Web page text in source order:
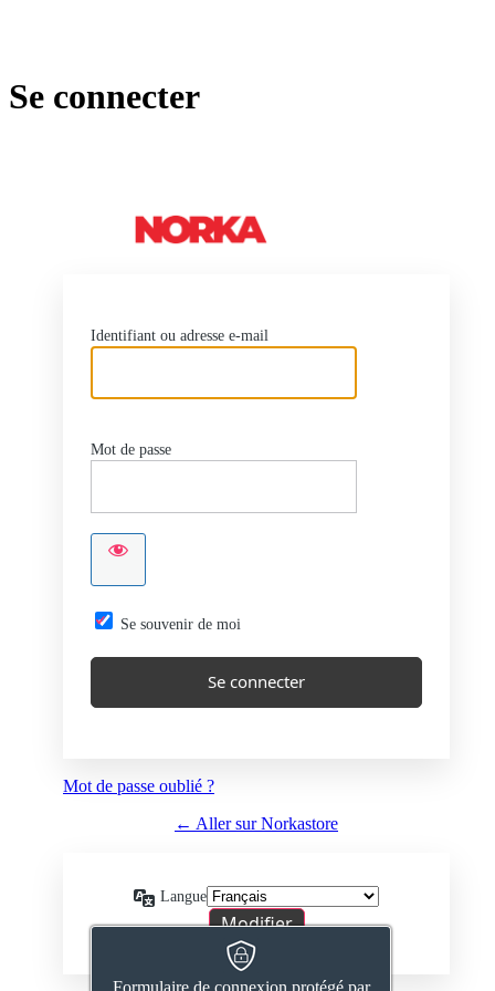
Se connecter
Identifiant ou adresse e-mail
Mot de passe
Formulaire de connexion protégé par
Se souvenir de moi
Mot de passe oublié ?
← Aller sur Norkastore
Langue